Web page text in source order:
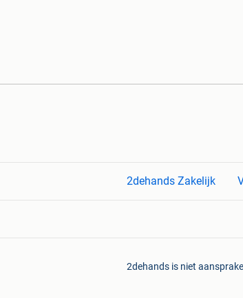
2dehands Zakelijk
2dehands is niet